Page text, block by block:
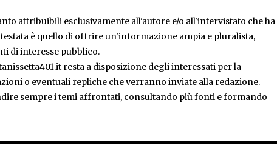
attribuibili esclusivamente all'autore e/o all'intervistato che ha
è quello di offrire un'informazione ampia e pluralista,
di interesse pubblico.
resta a disposizione degli interessati per la
o eventuali repliche che verranno inviate alla redazione.
sempre i temi affrontati, consultando più fonti e formando